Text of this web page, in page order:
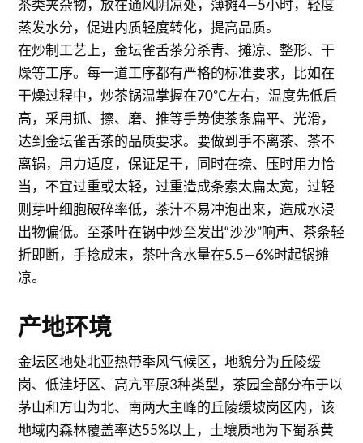
茶类夹杂物，放在通风阴凉处，薄摊4—5小时，轻度
蒸发水分，促进内质轻度转化，提高品质。
在炒制工艺上，金坛雀舌茶分杀青、摊凉、整形、干
燥等工序。每一道工序都有严格的标准要求，比如在
干燥过程中，炒茶锅温掌握在70℃左右，温度先低后
高，采用抓、擦、磨、推等手势使茶条扁平、光滑，
达到金坛雀舌茶的品质要求。要做到手不离茶、茶不
离锅，用力适度，保证足干，同时在捺、压时用力恰
当，不宜过重或太轻，过重造成条索太扁太宽，过轻
则芽叶细胞破碎率低，茶汁不易冲泡出来，造成水浸
出物偏低。至茶叶在锅中炒至发出“沙沙”响声、茶条轻
折即断，手捻成末，茶叶含水量在5.5—6%时起锅摊
凉。
产地环境
金坛区地处北亚热带季风气候区，地貌分为丘陵缓
岗、低洼圩区、高亢平原3种类型，茶园全部分布于以
茅山和方山为北、南两大主峰的丘陵缓坡岗区内，该
地域内森林覆盖率达55%以上，土壤质地为下蜀系黄